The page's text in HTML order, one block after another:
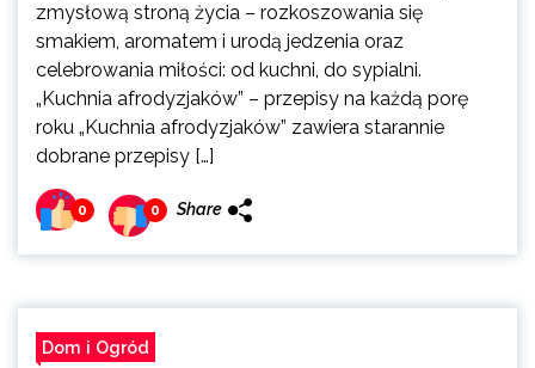
zmysłową stroną życia – rozkoszowania się
smakiem, aromatem i urodą jedzenia oraz
celebrowania miłości: od kuchni, do sypialni.
„Kuchnia afrodyzjaków” – przepisy na każdą porę
roku „Kuchnia afrodyzjaków” zawiera starannie
dobrane przepisy […]
0 0 Share
Dom i Ogród